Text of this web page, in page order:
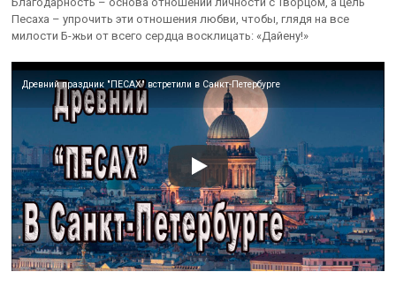
Песаха – упрочить эти отношения любви, чтобы, глядя на все
милости Б-жьи от всего сердца восклицать: «Дайену!»
Древний праздник "ПЕСАХ" встретили в Санкт-Петербурге